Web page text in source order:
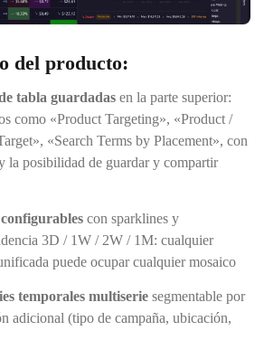
del producto:
tabla guardadas en la parte superior:
como «Product Targeting», «Product /
«Search Terms by Placement», con
la posibilidad de guardar y compartir
con sparklines y
3D / 1W / 2W / 1M: cualquier
puede ocupar cualquier mosaico
temporales multiserie segmentable por
adicional (tipo de campaña, ubicación,